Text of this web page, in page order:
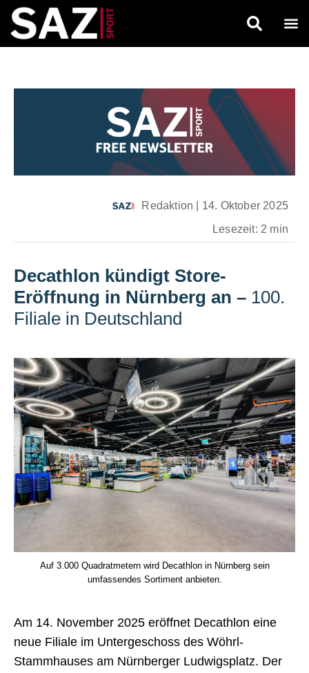
Redaktion
14. Oktober 2025
Lesezeit: 2 min
Decathlon kündigt Store-
Eröffnung in Nürnberg an – 100.
Filiale in Deutschland
Auf 3.000 Quadratmetern wird Decathlon in Nürnberg sein
umfassendes Sortiment anbieten.
Am 14. November 2025 eröffnet Decathlon eine
neue Filiale im Untergeschoss des Wöhrl-
Stammhauses am Nürnberger Ludwigsplatz. Der